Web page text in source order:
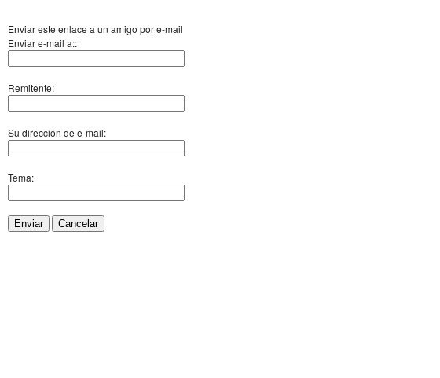
Enviar este enlace a un amigo por e-mail
Enviar e-mail a::
Remitente:
Su dirección de e-mail:
Tema:
Enviar Cancelar